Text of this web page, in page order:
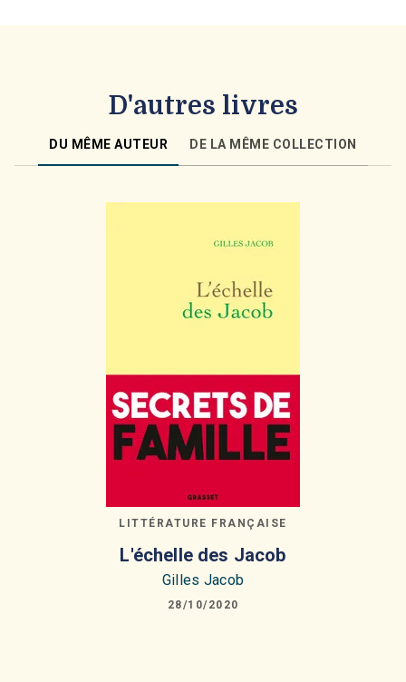
D'autres livres
DU MÊME AUTEUR DE LA MÊME COLLECTION
LITTÉRATURE FRANÇAISE
L'échelle des Jacob
Gilles Jacob
28/10/2020